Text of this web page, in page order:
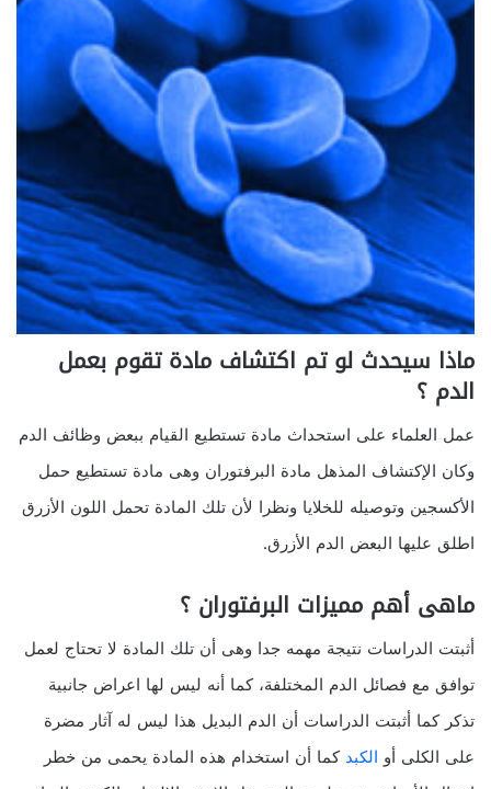
ماذا سيحدث لو تم اكتشاف مادة تقوم بعمل
الدم ؟
عمل العلماء على استحداث مادة تستطيع القيام ببعض وظائف الدم
وكان الإكتشاف المذهل مادة البرفتوران وهى مادة تستطيع حمل
الأكسجين وتوصيله للخلايا ونظرا لأن تلك المادة تحمل اللون الأزرق
اطلق عليها البعض الدم الأزرق.
ماهى أهم مميزات البرفتوران ؟
أثبتت الدراسات نتيجة مهمه جدا وهى أن تلك المادة لا تحتاج لعمل
توافق مع فصائل الدم المختلفة، كما أنه ليس لها اعراض جانبية
تذكر كما أثبتت الدراسات أن الدم البديل هذا ليس له آثار مضرة
على الكلى أوالكبدكما أن استخدام هذه المادة يحمى من خطر